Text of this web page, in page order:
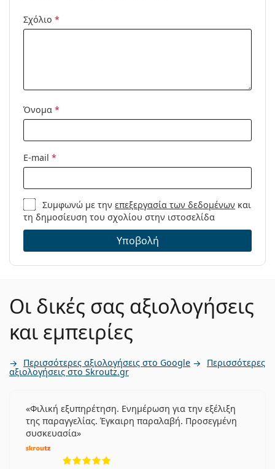
Μοντέλο:
Σχόλιο *
Όνομα *
E-mail *
Συμφωνώ με τηνεπεξεργασία των δεδομένων και
τη δημοσίευση του σχολίου στην ιστοσελίδα
Υποβολή
Οι δικές σας αξιολογήσεις
και εμπειρίες
Περισσότερες αξιολογήσεις στο Google Περισσότερες
αξιολογήσεις στο Skroutz.gr
Φιλική εξυπηρέτηση. Ενημέρωση για την εξέλιξη
της παραγγελίας. Έγκαιρη παραλαβή. Προσεγμένη
συσκευασία